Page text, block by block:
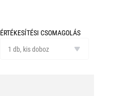
ÉRTÉKESÍTÉSI CSOMAGOLÁS
csomagolás
1 db, kis doboz